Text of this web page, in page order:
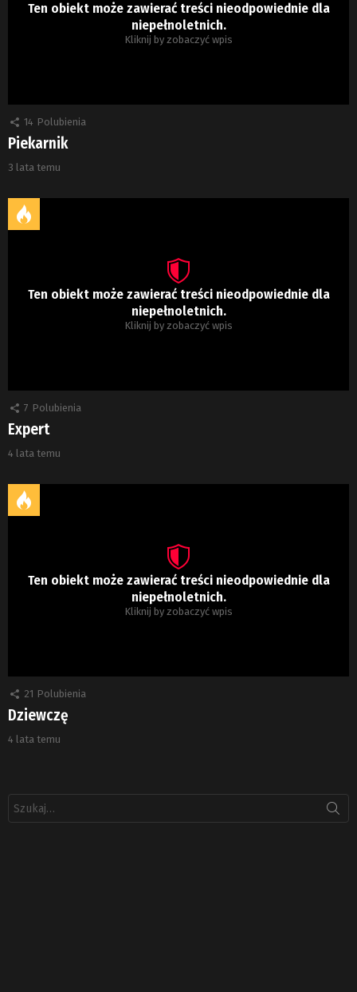
Ten obiekt może zawierać treści nieodpowiednie dla
niepełnoletnich.
Kliknij by zobaczyć wpis
14 Polubienia
Piekarnik
3 lata temu
Ten obiekt może zawierać treści nieodpowiednie dla
niepełnoletnich.
Kliknij by zobaczyć wpis
7 Polubienia
Expert
4 lata temu
Ten obiekt może zawierać treści nieodpowiednie dla
niepełnoletnich.
Kliknij by zobaczyć wpis
21 Polubienia
Dziewczę
4 lata temu